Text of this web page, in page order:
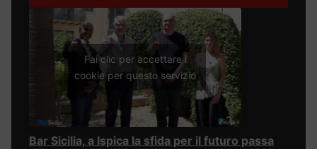
Fai clic per accettare i
cookie per questo servizio
Bar Sicilia, a Ispica la sfida per il futuro passa